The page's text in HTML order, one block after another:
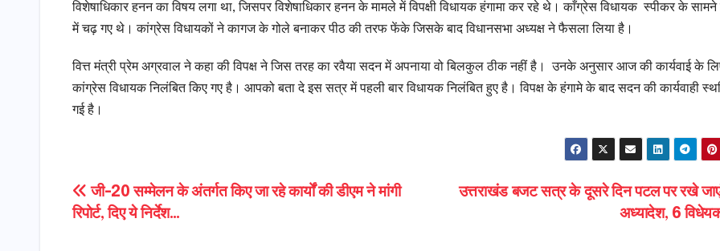
विशेषाधिकार हनन का विषय लगा था, जिसपर विशेषाधिकार हनन के मामले में विपक्षी विधायक हंगामा कर रहे थे। काँग्रेस विधायक स्पीकर के
में चढ़ गए थे। कांग्रेस विधायकों ने कागज के गोले बनाकर पीठ की तरफ फेंके जिसके बाद विधानसभा अध्यक्ष ने फैसला लिया है।
वित्त मंत्री प्रेम अग्रवाल ने कहा की विपक्ष ने जिस तरह का रवैया सदन में अपनाया वो बिलकुल ठीक नहीं है। उनके अनुसार आज की कार्यवाई के
कांग्रेस विधायक निलंबित किए गए है। आपको बता दे इस सत्र में पहली बार विधायक निलंबित हुए है। विपक्ष के हंगामे के बाद सदन की कार्यवाही
गई है।
Post
navigation
उत्तराखंड बजट सत्र के दूसरे दिन पटल पर रखे
अध्यादेश, 6
जी-20 सम्मेलन के अंतर्गत किए जा रहे कार्यों की डीएम ने मांगी
रिपोर्ट, दिए ये निर्देश…